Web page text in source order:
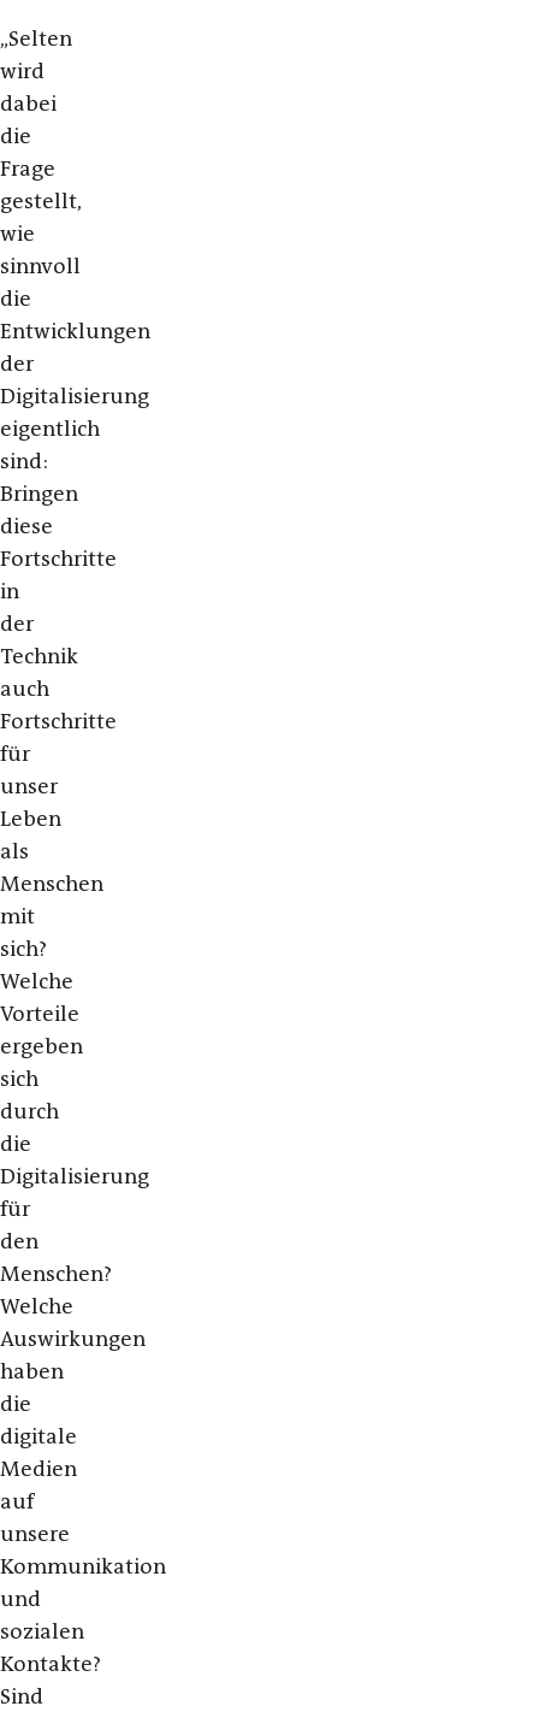
„Selten
wird
dabei
die
Frage
gestellt,
wie
sinnvoll
die
Entwicklungen
der
Digitalisierung
eigentlich
sind:
Bringen
diese
Fortschritte
in
der
Technik
auch
Fortschritte
für
unser
Leben
als
Menschen
mit
sich?
Welche
Vorteile
ergeben
sich
durch
die
Digitalisierung
für
den
Menschen?
Welche
Auswirkungen
haben
die
digitale
Medien
auf
unsere
Kommunikation
und
sozialen
Kontakte?
Sind